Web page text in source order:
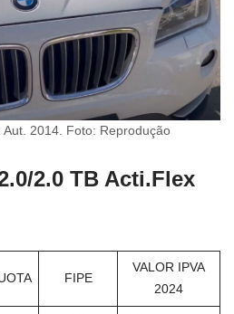
Aut. 2014. Foto: Reprodução
2.0 TB Acti.Flex
FIPE
VALOR IPVA
2024